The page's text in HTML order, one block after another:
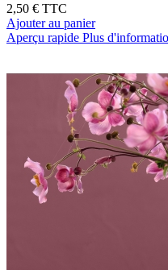
2,50 € TTC
Ajouter au panier
Aperçu rapide Plus